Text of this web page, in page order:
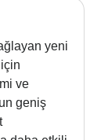
yeni
ve
geniş